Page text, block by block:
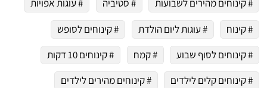
# קינוחים מהירים לשבועות # סטיביה
# עוגות אפויות
# קינוח
# עוגות ליום הולדת
# קינוחים לסופש
# קינוחים לסוף שבוע
# קמח
# קינוחים 10 דקות
# קינוחים קלים לילדים
# קינוחים מהירים לילדים